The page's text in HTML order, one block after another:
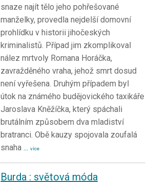
snaze najít tělo jeho pohřešované
manželky, provedla nejdelší domovní
prohlídku v historii jihočeských
kriminalistů. Případ jim zkomplikoval
nález mrtvoly Romana Horáčka,
zavražděného vraha, jehož smrt dosud
není vyřešena. Druhým případem byl
útok na známého budějovického taxikáře
Jaroslava Kněžíčka, který spáchali
brutálním způsobem dva mladiství
bratranci. Obě kauzy spojovala zoufalá
snaha ... více
Burda : světová móda